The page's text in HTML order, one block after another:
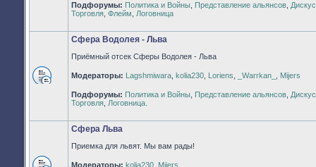
непрочитанных
сообщений
Подфорумы: Политика и Войны Представление альянсов
Торговля Флейм Логовница
непрочитанных
сообщений
Сфера Водолея - Льва
Приёмный отсек Сферы Водолея - Льва
Модераторы: Lagshmiwara kolia230 Loriens _Warrkan_ Mijers
Подфорумы: Политика и Войны Представление альянсов
Торговля Логовница.
Сфера Льва
Приемка для львят. Мы вам рады!
Модераторы: kolia230 Mijers